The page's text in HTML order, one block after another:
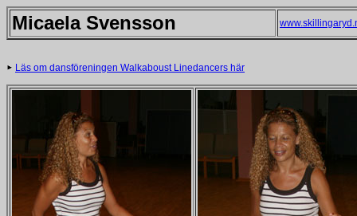
Micaela Svensson
Läs om dansföreningen Walkaboust Linedancers här